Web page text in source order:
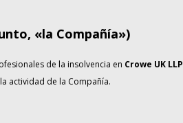
«la Compañía»)
de la insolvencia en Crowe UK LLP
actividad de la Compañía.